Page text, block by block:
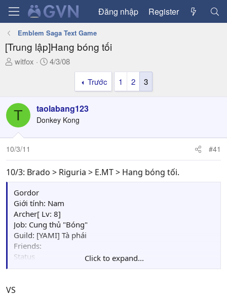
Đăng nhập Register
Emblem Saga Text Game
[Trung lập]Hang bóng tối
T
a
d
s
t
a
t
e
r
witfox
N
g
ử
i
4/3/08
Trước
1 2 3
T taolabang123
Donkey Kong
10/3/11 #41
10/3: Brado > Riguria > E.MT > Hang bóng tối.
Gordor
Giới tính: Nam
Archer[ Lv: 8]
Job: Cung thủ "Bóng"
Guild: [YAMI] Tà phái
Friends:
Status
HP : 17/17
Skl: 7---Luck: 0
Click to expand...
VS